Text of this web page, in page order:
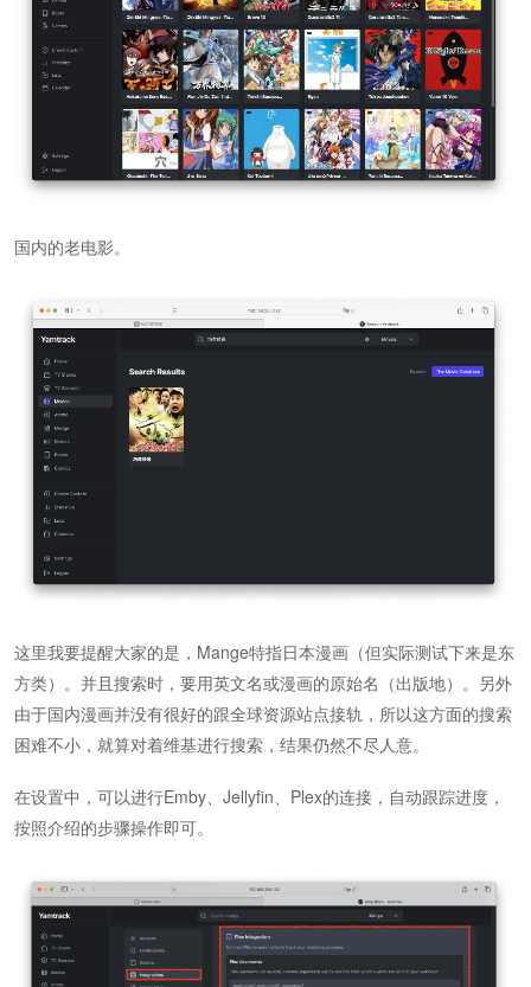
国内的老电影。
这里我要提醒大家的是，Mange特指日本漫画（但实际测试下来是东
方类）。并且搜索时，要用英文名或漫画的原始名（出版地）。另外
由于国内漫画并没有很好的跟全球资源站点接轨，所以这方面的搜索
困难不小，就算对着维基进行搜索，结果仍然不尽人意。
在设置中，可以进行Emby、Jellyfin、Plex的连接，自动跟踪进度，
按照介绍的步骤操作即可。